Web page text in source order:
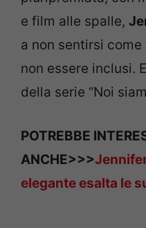
e film alle spalle,
a non sentirsi
non essere inclusi.
della serie “Noi
POTREBBE
ANCHE>>>
elegante esalta le